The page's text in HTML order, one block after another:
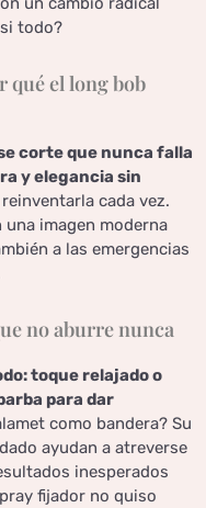
todo?
qué el long bob
corte que nunca falla
y elegancia sin
cada vez.
imagen moderna
a las emergencias
no aburre nunca
toque relajado o
para dar
como bandera? Su
ayudan a atreverse
inesperados
fijador no quiso